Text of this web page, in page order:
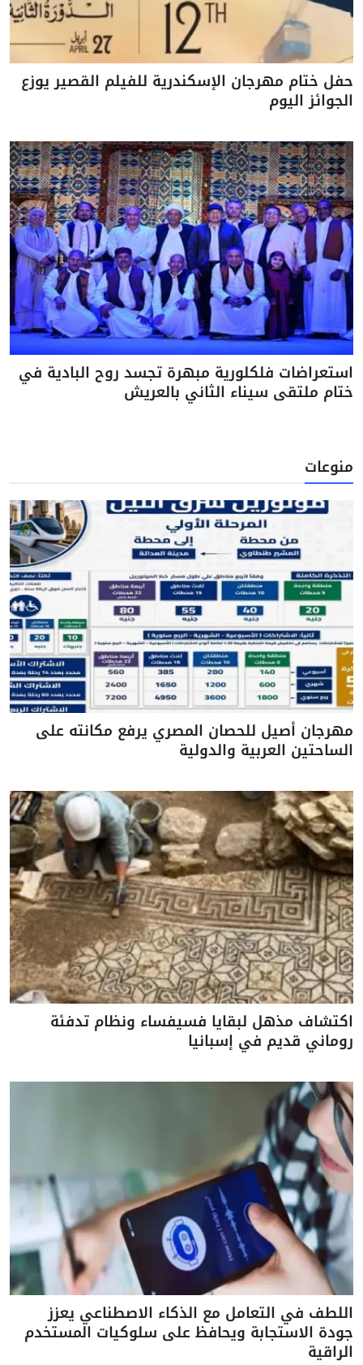
حفل ختام مهرجان الإسكندرية للفيلم القصير يوزع
الجوائز اليوم
استعراضات فلكلورية مبهرة تجسد روح البادية في
ختام ملتقى سيناء الثاني بالعريش
منوعات
مهرجان أصيل للحصان المصري يرفع مكانته على
الساحتين العربية والدولية
اكتشاف مذهل لبقايا فسيفساء ونظام تدفئة
روماني قديم في إسبانيا
اللطف في التعامل مع الذكاء الاصطناعي يعزز
جودة الاستجابة ويحافظ على سلوكيات المستخدم
الراقية